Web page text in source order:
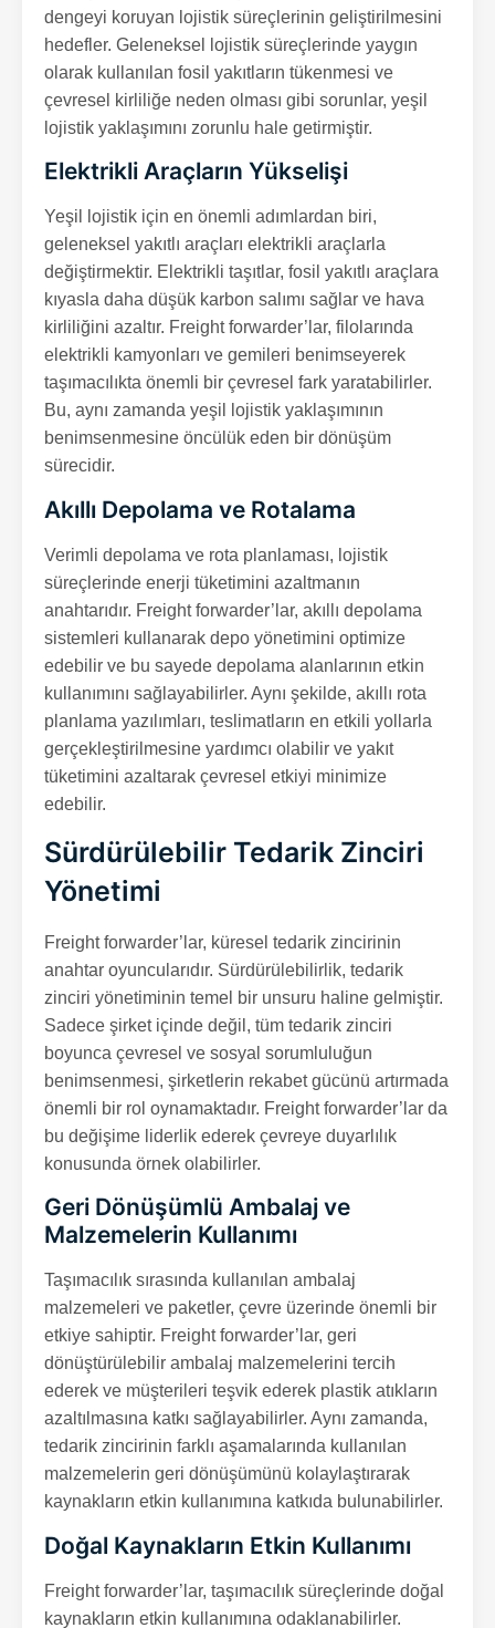
dengeyi koruyan lojistik süreçlerinin geliştirilmesini
hedefler. Geleneksel lojistik süreçlerinde yaygın
olarak kullanılan fosil yakıtların tükenmesi ve
çevresel kirliliğe neden olması gibi sorunlar, yeşil
lojistik yaklaşımını zorunlu hale getirmiştir.
Elektrikli Araçların Yükselişi
Yeşil lojistik için en önemli adımlardan biri,
geleneksel yakıtlı araçları elektrikli araçlarla
değiştirmektir. Elektrikli taşıtlar, fosil yakıtlı araçlara
kıyasla daha düşük karbon salımı sağlar ve hava
kirliliğini azaltır. Freight forwarder’lar, filolarında
elektrikli kamyonları ve gemileri benimseyerek
taşımacılıkta önemli bir çevresel fark yaratabilirler.
Bu, aynı zamanda yeşil lojistik yaklaşımının
benimsenmesine öncülük eden bir dönüşüm
sürecidir.
Akıllı Depolama ve Rotalama
Verimli depolama ve rota planlaması, lojistik
süreçlerinde enerji tüketimini azaltmanın
anahtarıdır. Freight forwarder’lar, akıllı depolama
sistemleri kullanarak depo yönetimini optimize
edebilir ve bu sayede depolama alanlarının etkin
kullanımını sağlayabilirler. Aynı şekilde, akıllı rota
planlama yazılımları, teslimatların en etkili yollarla
gerçekleştirilmesine yardımcı olabilir ve yakıt
tüketimini azaltarak çevresel etkiyi minimize
edebilir.
Sürdürülebilir Tedarik Zinciri
Yönetimi
Freight forwarder’lar, küresel tedarik zincirinin
anahtar oyuncularıdır. Sürdürülebilirlik, tedarik
zinciri yönetiminin temel bir unsuru haline gelmiştir.
Sadece şirket içinde değil, tüm tedarik zinciri
boyunca çevresel ve sosyal sorumluluğun
benimsenmesi, şirketlerin rekabet gücünü artırmada
önemli bir rol oynamaktadır. Freight forwarder’lar da
bu değişime liderlik ederek çevreye duyarlılık
konusunda örnek olabilirler.
Geri Dönüşümlü Ambalaj ve
Malzemelerin Kullanımı
Taşımacılık sırasında kullanılan ambalaj
malzemeleri ve paketler, çevre üzerinde önemli bir
etkiye sahiptir. Freight forwarder’lar, geri
dönüştürülebilir ambalaj malzemelerini tercih
ederek ve müşterileri teşvik ederek plastik atıkların
azaltılmasına katkı sağlayabilirler. Aynı zamanda,
tedarik zincirinin farklı aşamalarında kullanılan
malzemelerin geri dönüşümünü kolaylaştırarak
kaynakların etkin kullanımına katkıda bulunabilirler.
Doğal Kaynakların Etkin Kullanımı
Freight forwarder’lar, taşımacılık süreçlerinde doğal
kaynakların etkin kullanımına odaklanabilirler.